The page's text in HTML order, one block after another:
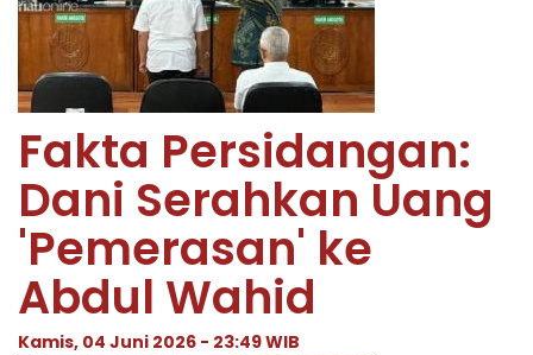
Fakta Persidangan:
Dani Serahkan Uang
'Pemerasan' ke
Abdul Wahid
Kamis, 04 Juni 2026 - 23:49 WIB